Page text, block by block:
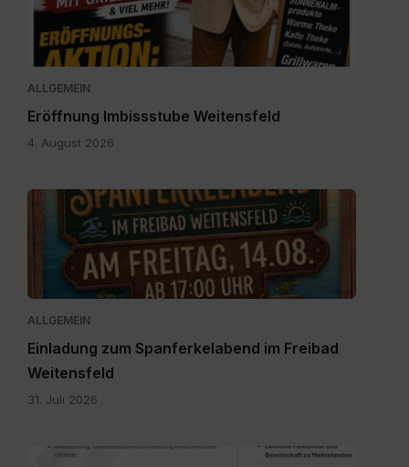
WA0003.jpg
ALLGEMEIN
Eröffnung Imbissstube Weitensfeld
4. August 2026
Einladung
Spanferkelabend.jpg
ALLGEMEIN
Einladung zum Spanferkelabend im Freibad
Weitensfeld
31. Juli 2026
Personalpool